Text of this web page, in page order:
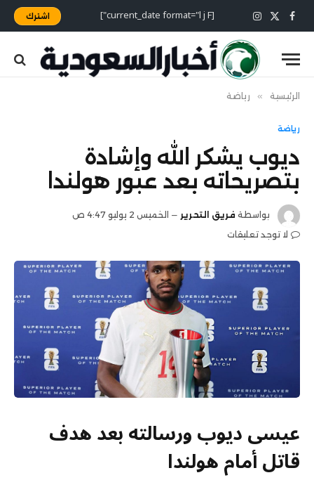
فيسبوك
X
(Twitter)
الانستغرام [current_date format="l j F"] اشترك
الرئيسية » رياضة
رياضة
ديوب يشكر الله وإشادة
بتصريحاته بعد عبور هولندا
بواسطة فريق التحرير
الخميس 2 يوليو 4:47 ص
لا توجد تعليقات
عيسى ديوب ورسالته بعد هدف
قاتل أمام هولندا